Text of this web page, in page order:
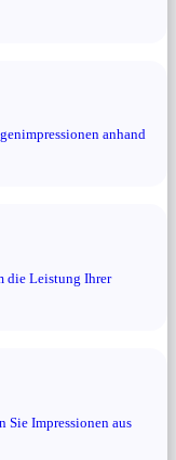
anhand
die Leistung Ihrer
Sie Impressionen aus